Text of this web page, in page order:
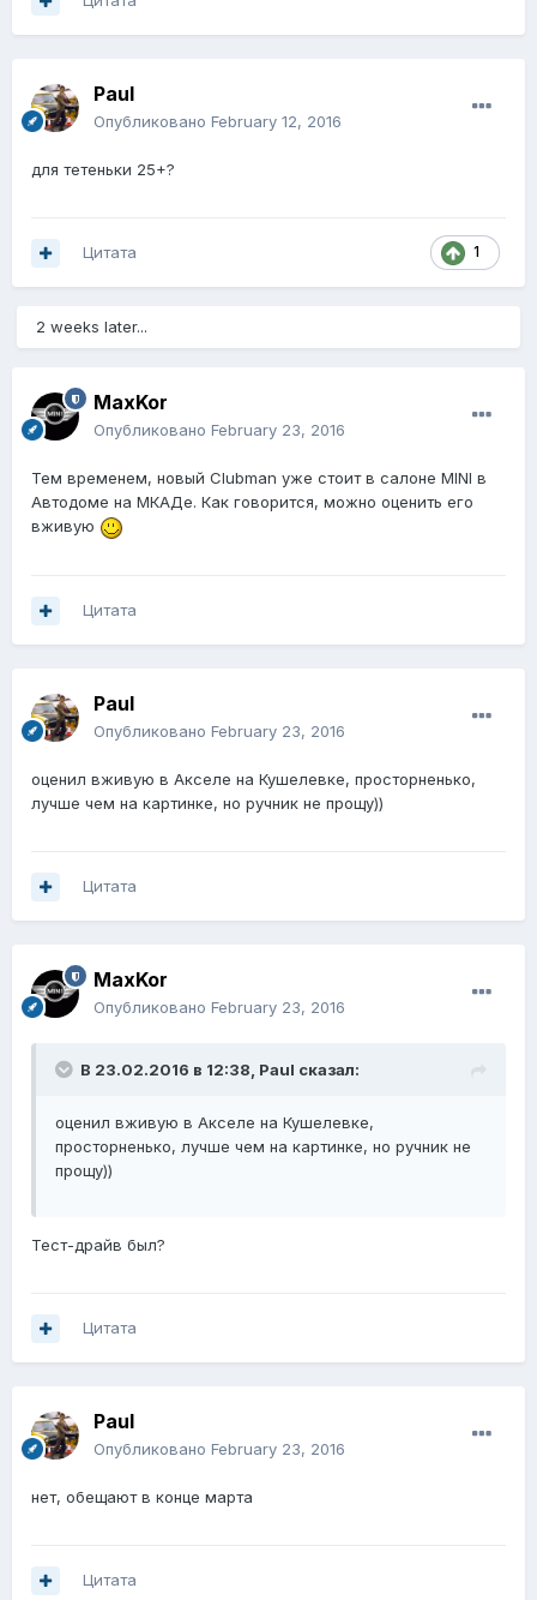
Paul
Опубликовано February 12, 2016
для тетеньки 25+?
1
Цитата
2 weeks later...
MaxKor
Опубликовано February 23, 2016
Тем временем, новый Clubman уже стоит в салоне MINI в
Автодоме на МКАДе. Как говорится, можно оценить его
вживую
Цитата
Paul
Опубликовано February 23, 2016
оценил вживую в Акселе на Кушелевке, просторненько,
лучше чем на картинке, но ручник не прощу))
Цитата
MaxKor
Опубликовано February 23, 2016
В 23.02.2016 в 12:38, Paul сказал:
оценил вживую в Акселе на Кушелевке,
просторненько, лучше чем на картинке, но ручник не
прощу))
Тест-драйв был?
Цитата
Paul
Опубликовано February 23, 2016
нет, обещают в конце марта
Цитата